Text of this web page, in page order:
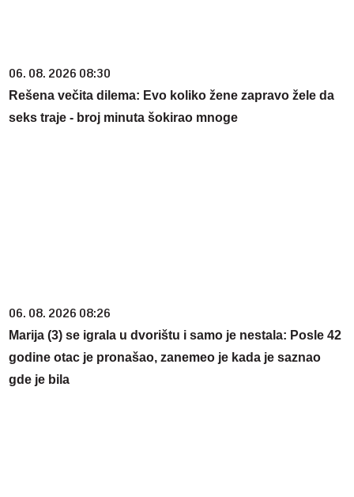
06. 08. 2026 08:30
Rešena večita dilema: Evo koliko žene zapravo žele da
seks traje - broj minuta šokirao mnoge
06. 08. 2026 08:26
Marija (3) se igrala u dvorištu i samo je nestala: Posle 42
godine otac je pronašao, zanemeo je kada je saznao
gde je bila